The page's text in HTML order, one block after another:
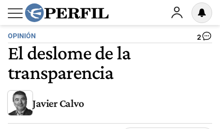
OPINIÓN 2
El deslome de la
transparencia
Javier Calvo